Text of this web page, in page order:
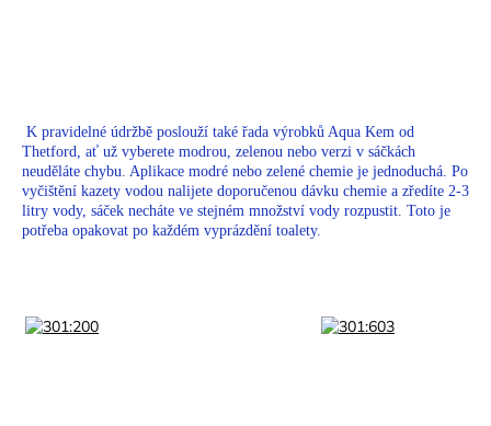
K pravidelné údržbě poslouží také řada výrobků Aqua Kem od
Thetford, ať už vyberete modrou, zelenou nebo verzi v sáčkách
neuděláte chybu. Aplikace modré nebo zelené chemie je jednoduchá. Po
vyčištění kazety vodou nalijete doporučenou dávku chemie a zředíte 2-3
litry vody, sáček necháte ve stejném množství vody rozpustit. Toto je
potřeba opakovat po každém vyprázdění toalety.